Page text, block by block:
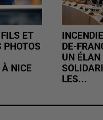
FILS ET
PHOTOS
À NICE
DE-
UN ÉLAN
LES...